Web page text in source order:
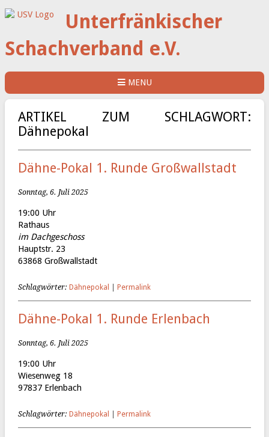
Unterfränkischer
Schachverband e.V.
MENU
ARTIKEL ZUM SCHLAGWORT:
Dähnepokal
Dähne-Pokal 1. Runde Großwallstadt
Sonntag, 6. Juli 2025
19:00 Uhr
Rathaus
im Dachgeschoss
Hauptstr. 23
63868 Großwallstadt
Schlagwörter: Dähnepokal Permalink
Dähne-Pokal 1. Runde Erlenbach
Sonntag, 6. Juli 2025
19:00 Uhr
Wiesenweg 18
97837 Erlenbach
Schlagwörter: Dähnepokal Permalink